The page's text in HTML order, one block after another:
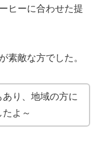
ヒーに合わせた提
素敵な方でした。
り、地域の方に
よ～